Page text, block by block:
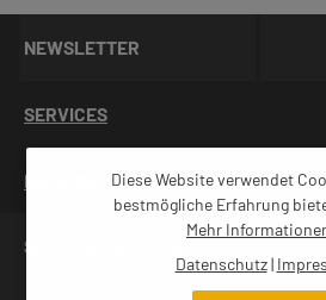
38 cm• Auslauf: Quetschhahn 2",
kgDas Stativ für die Steuerung (Art.-
Lieferumfang enthalten!(Abbildung
NEWSLETTER
SERVICES
INFORMATIONEN
SERVICE-TELEFON
Diese Website verwendet
bestmögliche Erfahrung
Mehr
Datenschutz|